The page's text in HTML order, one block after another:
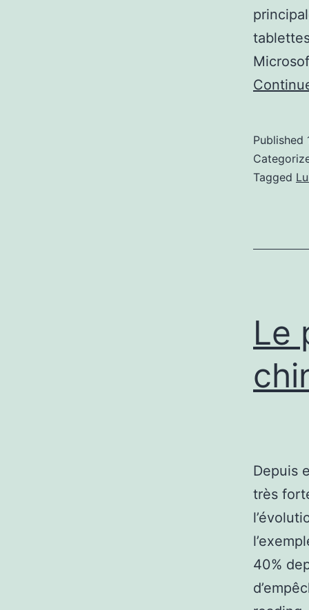
Published
Tagged
Le
Depuis
très
40%